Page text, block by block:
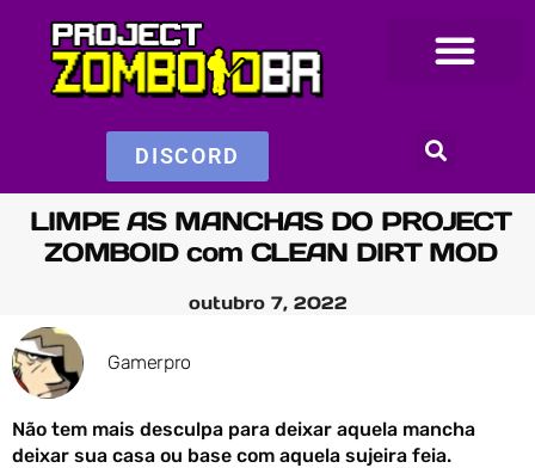
DISCORD
LIMPE AS MANCHAS DO PROJECT
ZOMBOID com CLEAN DIRT MOD
outubro 7, 2022
Gamerpro
Não tem mais desculpa para deixar aquela mancha
deixar sua casa ou base com aquela sujeira feia.